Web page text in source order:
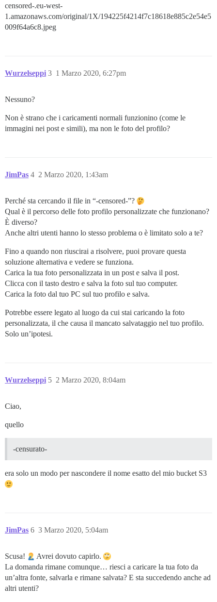
censored-.eu-west-
1.amazonaws.com/original/1X/194225f4214f7c18618e885c2e54e5
009f64a6c8.jpeg
Wurzelseppi 1 Marzo 2020, 6:27pm
3
Nessuno?
Non è strano che i caricamenti normali funzionino (come le
immagini nei post e simili), ma non le foto del profilo?
JimPas 2 Marzo 2020, 1:43am
4
Perché sta cercando il file in “-censored-”?
Qual è il percorso delle foto profilo personalizzate che funzionano?
È diverso?
Anche altri utenti hanno lo stesso problema o è limitato solo a te?
Fino a quando non riuscirai a risolvere, puoi provare questa
soluzione alternativa e vedere se funziona.
Carica la tua foto personalizzata in un post e salva il post.
Clicca con il tasto destro e salva la foto sul tuo computer.
Carica la foto dal tuo PC sul tuo profilo e salva.
Potrebbe essere legato al luogo da cui stai caricando la foto
personalizzata, il che causa il mancato salvataggio nel tuo profilo.
Solo un’ipotesi.
Wurzelseppi 2 Marzo 2020, 8:04am
5
Ciao,
quello
-censurato-
era solo un modo per nascondere il nome esatto del mio bucket S3
JimPas 3 Marzo 2020, 5:04am
6
Scusa!
Avrei dovuto capirlo.
La domanda rimane comunque… riesci a caricare la tua foto da
un’altra fonte, salvarla e rimane salvata? E sta succedendo anche ad
altri utenti?